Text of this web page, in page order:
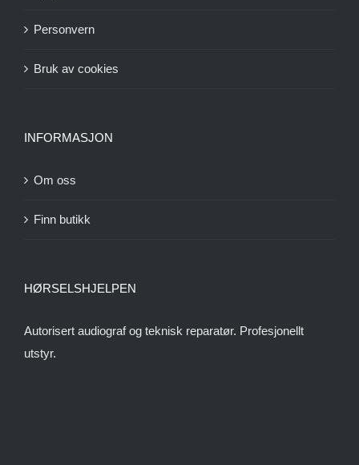
Personvern
Bruk av cookies
INFORMASJON
Om oss
Finn butikk
HØRSELSHJELPEN
Autorisert audiograf og teknisk reparatør. Profesjonellt
utstyr.